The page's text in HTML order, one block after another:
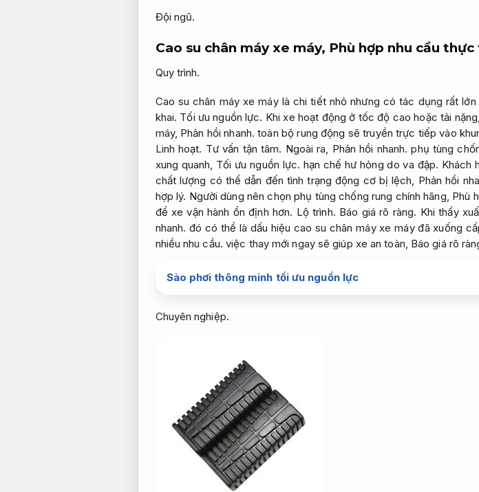
Đội ngũ.
Cao su chân máy xe máy, Phù hợp nhu cầu thực
Quy trình.
Cao su chân máy xe máy là chi tiết nhỏ nhưng có tác dụng rất
khai. Tối ưu nguồn lực. Khi xe hoạt động ở tốc độ cao hoặc tải nặng,
máy, Phản hồi nhanh. toàn bộ rung động sẽ truyền trực tiếp vào
Linh hoạt. Tư vấn tận tâm. Ngoài ra, Phản hồi nhanh. phụ tùng
xung quanh, Tối ưu nguồn lực. hạn chế hư hỏng do va đập. Khách
chất lượng có thể dẫn đến tình trạng động cơ bị lệch, Phản hồi
hợp lý. Người dùng nên chọn phụ tùng chống rung chính hãng, Phù
để xe vận hành ổn định hơn. Lộ trình. Báo giá rõ ràng. Khi thấy
nhanh. đó có thể là dấu hiệu cao su chân máy xe máy đã xuống
nhiều nhu cầu. việc thay mới ngay sẽ giúp xe an toàn, Báo giá rõ
Sào phơi thông minh tối ưu nguồn lực
Chuyên nghiệp.